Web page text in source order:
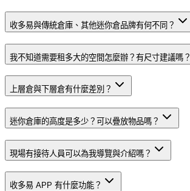
收多易與傳統倉庫、其他迷你倉品牌有何不同？
我不知道需要租多大的空間怎麼辦？有尺寸建議嗎？
上層倉與下層倉有什麼差別？
迷你倉庫的高度是多少？可以疊放物品嗎？
現場有接待人員可以為我導覽與介紹嗎？
收多易 APP 有什麼功能？